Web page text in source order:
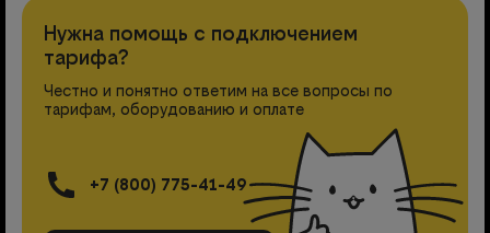
Нужна помощь с подключением
тарифа?
Честно и понятно ответим на все вопросы по
тарифам, оборудованию и оплате
+7 (800) 775-41-49